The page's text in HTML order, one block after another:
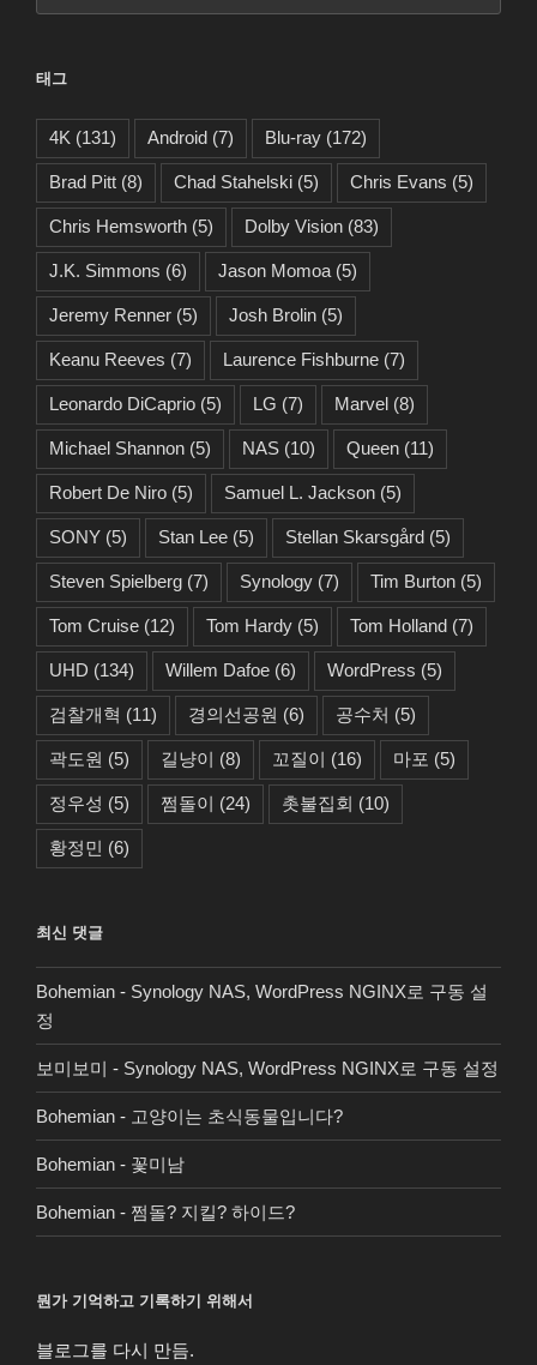
태그
4K (131) Android (7) Blu-ray (172)
Brad Pitt (8) Chad Stahelski (5) Chris Evans (5)
Chris Hemsworth (5) Dolby Vision (83)
J.K. Simmons (6) Jason Momoa (5)
Jeremy Renner (5) Josh Brolin (5)
Keanu Reeves (7) Laurence Fishburne (7)
Leonardo DiCaprio (5) LG (7) Marvel (8)
Michael Shannon (5) NAS (10) Queen (11)
Robert De Niro (5) Samuel L. Jackson (5)
SONY (5) Stan Lee (5) Stellan Skarsgård (5)
Steven Spielberg (7) Synology (7) Tim Burton (5)
Tom Cruise (12) Tom Hardy (5) Tom Holland (7)
UHD (134) Willem Dafoe (6) WordPress (5)
검찰개혁 (11) 경의선공원 (6) 공수처 (5)
곽도원 (5) 길냥이 (8) 꼬질이 (16) 마포 (5)
정우성 (5) 쩜돌이 (24) 촛불집회 (10)
황정민 (6)
최신 댓글
Bohemian - Synology NAS, WordPress NGINX로 구동 설
정
보미보미 - Synology NAS, WordPress NGINX로 구동 설정
Bohemian - 고양이는 초식동물입니다?
Bohemian - 꽃미남
Bohemian - 쩜돌? 지킬? 하이드?
뭔가 기억하고 기록하기 위해서
블로그를 다시 만듬.